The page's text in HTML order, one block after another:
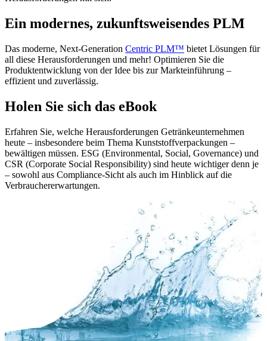
Ein modernes, zukunftsweisendes PLM
Das moderne, Next-Generation Centric PLM™ bietet Lösungen für
all diese Herausforderungen und mehr! Optimieren Sie die
Produktentwicklung von der Idee bis zur Markteinführung –
effizient und zuverlässig.
Holen Sie sich das eBook
Erfahren Sie, welche Herausforderungen Getränkeunternehmen
heute – insbesondere beim Thema Kunststoffverpackungen –
bewältigen müssen. ESG (Environmental, Social, Governance) und
CSR (Corporate Social Responsibility) sind heute wichtiger denn je
– sowohl aus Compliance-Sicht als auch im Hinblick auf die
Verbrauchererwartungen.